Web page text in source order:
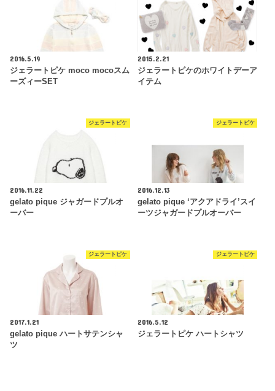
2016.5.19
ジェラートピケ moco mocoスム
ーズィーSET
2015.2.21
ジェラートピケのホワイトデーア
イテム
ジェラートピケ
2016.11.22
gelato pique ジャガードプルオ
ーバー
ジェラートピケ
2016.12.13
gelato pique ‘アクアドライ’スイ
ーツジャガードプルオーバー
ジェラートピケ
2017.1.21
gelato pique ハートサテンシャ
ツ
ジェラートピケ
2016.5.12
ジェラートピケ ハートシャツ